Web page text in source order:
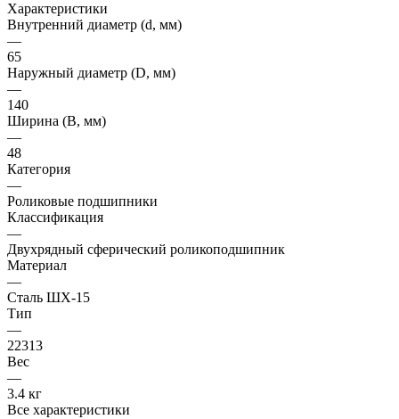
Характеристики
Внутренний диаметр (d, мм)
—
65
Наружный диаметр (D, мм)
—
140
Ширина (B, мм)
—
48
Категория
—
Роликовые подшипники
Классификация
—
Двухрядный сферический роликоподшипник
Материал
—
Сталь ШХ-15
Тип
—
22313
Вес
—
3.4 кг
Все характеристики